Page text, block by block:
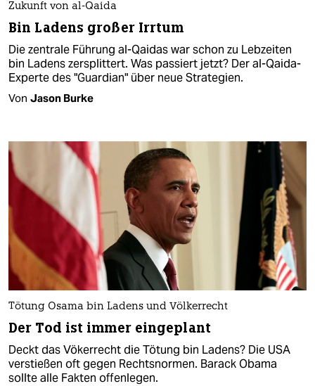
Zukunft von al-Qaida
Bin Ladens großer Irrtum
Die zentrale Führung al-Qaidas war schon zu Lebzeiten
bin Ladens zersplittert. Was passiert jetzt? Der al-Qaida-
Experte des "Guardian" über neue Strategien.
Von Jason Burke
Tötung Osama bin Ladens und Völkerrecht
Der Tod ist immer eingeplant
Deckt das Vökerrecht die Tötung bin Ladens? Die USA
verstießen oft gegen Rechtsnormen. Barack Obama
sollte alle Fakten offenlegen.